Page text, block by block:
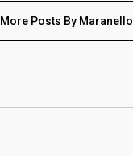
More Posts By Maranello